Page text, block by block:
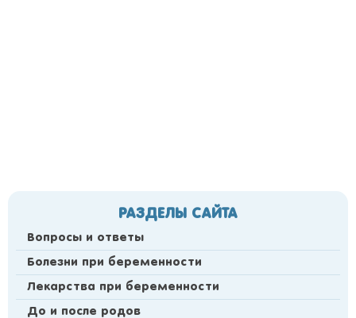
РАЗДЕЛЫ САЙТА
Вопросы и ответы
Болезни при беременности
Лекарства при беременности
До и после родов